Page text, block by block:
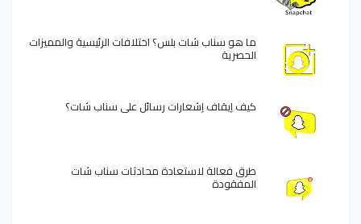
ما هو سناب شات بلس؟ اختلافات الرئيسية والمميزات
الحصرية
كيف إيقاف إشعارات رسائل على سناب شات؟
طرق فعالة لاستعادة محادثات سناب شات
المفقودة